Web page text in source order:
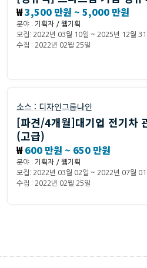
₩3,500 만원 ~ 5,000 만원
분야 : 기획자 / 웹기획
모집: 2022년 03월 10일 ~ 2025년 12월 31
수집 : 2022년 02월 25일
소스 : 디자인그룹나인
[파견/4개월]대기업 전기차
(고급)
₩600 만원 ~ 650 만원
분야 : 기획자 / 웹기획
모집: 2022년 03월 02일 ~ 2022년 07월 01
수집 : 2022년 02월 25일